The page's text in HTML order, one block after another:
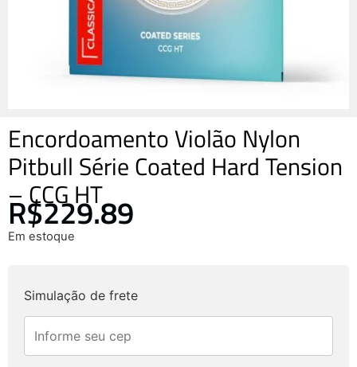
Encordoamento Violão Nylon
Pitbull Série Coated Hard Tension
– CCG HT
R$229.89
Em estoque
Simulação de frete